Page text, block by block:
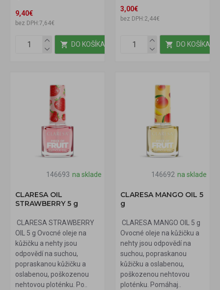
9,40€
bez DPH:7,64€
DO KOŠÍKA
3,00€
bez DPH:2,44€
DO KOŠÍKA
146693 na sklade
CLARESA OIL
STRAWBERRY 5 g
CLARESA STRAWBERRY
OIL 5 g Ovocné oleje na
kůžičku a nehty jsou
odpovědí na suchou,
popraskanou kůžičku a
oslabenou, poškozenou
nehtovou ploténku. Po..
146692 na sklade
CLARESA MANGO OIL 5
g
CLARESA MANGO OIL 5 g
Ovocné oleje na kůžičku a
nehty jsou odpovědí na
suchou, popraskanou
kůžičku a oslabenou,
poškozenou nehtovou
ploténku. Pomáhaj..